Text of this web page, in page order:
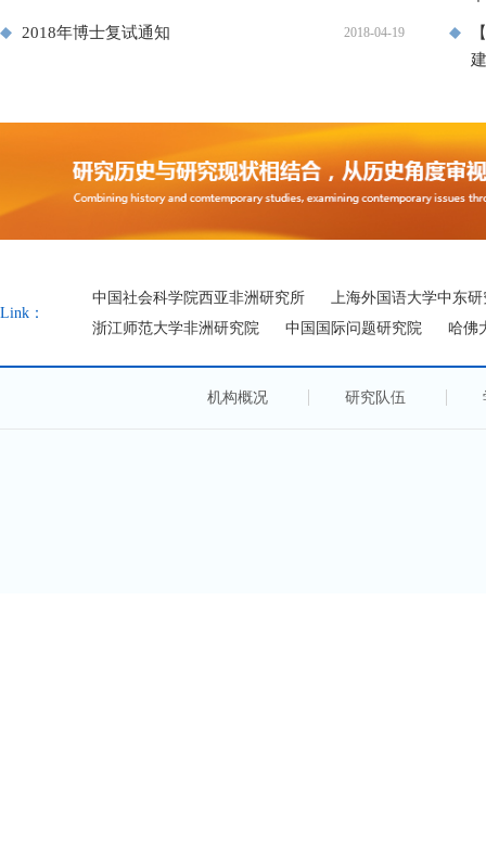
2018年博士复试通知 2018-04-19
Link：
中国社会科学院西亚非洲研究所
上海外国语大学中东研
浙江师范大学非洲研究院
中国国际问题研究院 哈佛
机构概况 研究队伍